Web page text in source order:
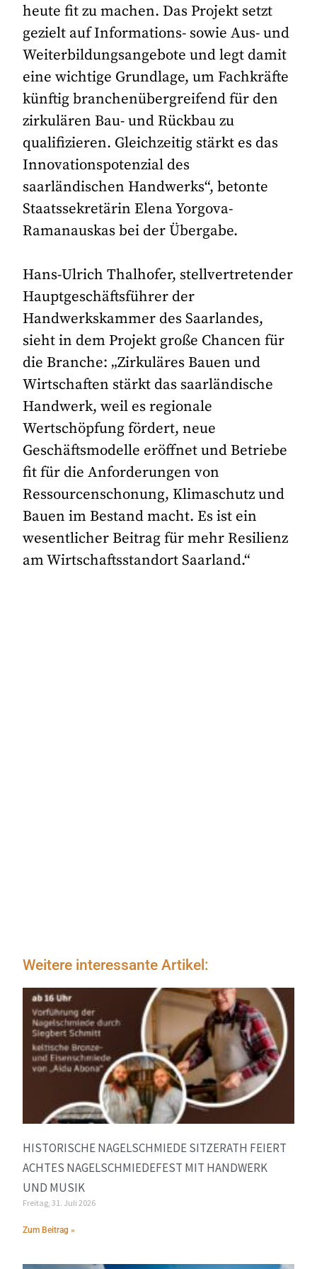
heute fit zu machen. Das Projekt setzt
gezielt auf Informations- sowie Aus- und
Weiterbildungsangebote und legt damit
eine wichtige Grundlage, um Fachkräfte
künftig branchenübergreifend für den
zirkulären Bau- und Rückbau zu
qualifizieren. Gleichzeitig stärkt es das
Innovationspotenzial des
saarländischen Handwerks“, betonte
Staatssekretärin Elena Yorgova-
Ramanauskas bei der Übergabe.
Hans-Ulrich Thalhofer, stellvertretender
Hauptgeschäftsführer der
Handwerkskammer des Saarlandes,
sieht in dem Projekt große Chancen für
die Branche: „Zirkuläres Bauen und
Wirtschaften stärkt das saarländische
Handwerk, weil es regionale
Wertschöpfung fördert, neue
Geschäftsmodelle eröffnet und Betriebe
fit für die Anforderungen von
Ressourcenschonung, Klimaschutz und
Bauen im Bestand macht. Es ist ein
wesentlicher Beitrag für mehr Resilienz
am Wirtschaftsstandort Saarland.“
Weitere interessante Artikel:
HISTORISCHE NAGELSCHMIEDE SITZERATH FEIERT
ACHTES NAGELSCHMIEDEFEST MIT HANDWERK
UND MUSIK
Freitag, 31. Juli 2026
Zum Beitrag »